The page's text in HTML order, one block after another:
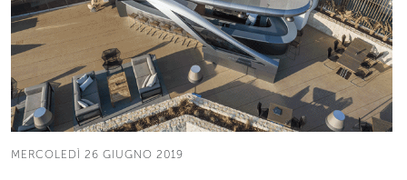
MERCOLEDÌ 26 GIUGNO 2019